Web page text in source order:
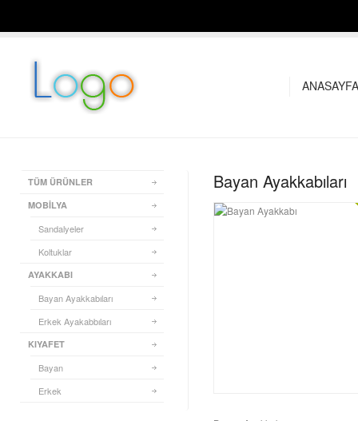
ANASAYFA
TÜM ÜRÜNLER
MOBİLYA
Sandalyeler
Koltuklar
AYAKKABI
Bayan Ayakkabıları
Erkek Ayakabbıları
KIYAFET
Bayan
Erkek
Bayan Ayakkabıları